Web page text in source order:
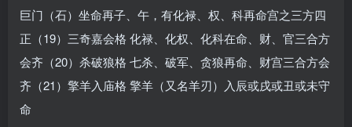
巨门（石）坐命再子、午，有化禄、权、科再命宫之三方四
正（19）三奇嘉会格 化禄、化权、化科在命、财、官三合方
会齐（20）杀破狼格 七杀、破军、贪狼再命、财宫三合方会
齐（21）擎羊入庙格 擎羊（又名羊刃）入辰或戌或丑或未守
命